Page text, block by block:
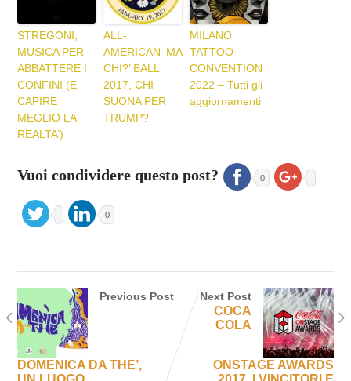
STREGONI,
MUSICA PER
ABBATTERE I
CONFINI (E
CAPIRE
MEGLIO LA
REALTA’)
ALL-
AMERICAN ‘MA
CHI?’ BALL
2017, CHI
SUONA PER
TRUMP?
MILANO
TATTOO
CONVENTION
2022 – Tutti gli
aggiornamenti
Vuoi condividere questo post? 0
0
Previous Post
DOMENICA DA THE’,
Next Post
COCA
COLA
ONSTAGE AWARDS